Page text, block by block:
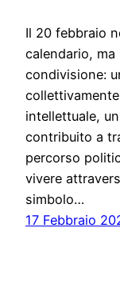
Il 20 febbraio
calendario,
condivisione:
intellettuale,
contribuito a
percorso
vivere
simbolo…
17 Febbraio